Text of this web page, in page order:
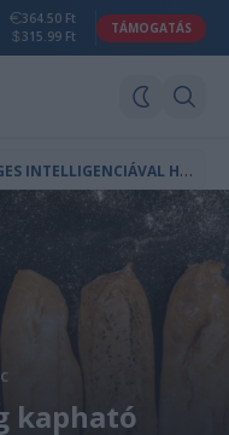
364.50 Ft
315.99 Ft
TÁMOGATÁS
A
MERIKAI KUTATÓK MESTERSÉGES INTELLIGENCIÁVAL HOZTAK LÉTRE A TERMÉSZETBEN NEM LÉTEZŐ VÍRUSOKAT
kapható